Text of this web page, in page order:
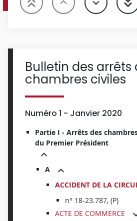
Bulletin des arrêts
chambres civiles
Numéro 1 - Janvier 2020
Partie I - Arrêts des
du Premier Président
A
ACCIDENT DE LA
n° 18-23.787, (P)
ACTE DE COMMERCE